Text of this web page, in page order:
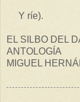
Y ríe).
EL SILBO DEL
ANTOLOGÍA
MIGUEL